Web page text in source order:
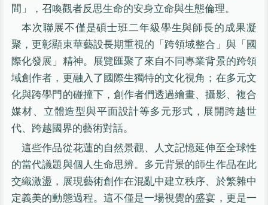
間」，召喚觀者反思生命的安身立命與生態倫理。
本次聯展不僅是碩士班二年級學生與師長的成果凝
聚，更彰顯東華藝設長期重視的「跨領域整合」與「國
際化發展」精神。展覽匯聚了來自不同專業背景的跨領
域創作者，更融入了國際生獨特的文化視角；在多元文
化與跨學門的碰撞下，創作者們透過繪畫、攝影、複合
媒材、立體造型與平面設計等多元形式，展開跨越世
代、跨越國界的藝術對話。
這些作品從花蓮的自然景觀、人文記憶延伸至全球性
的當代議題與個人生命思辨。多元背景的師生作品在此
交織激盪，展現藝術創作在混亂中建立秩序、於繁雜中
定義美的動態過程。這不僅是一場視覺的盛宴，更是一